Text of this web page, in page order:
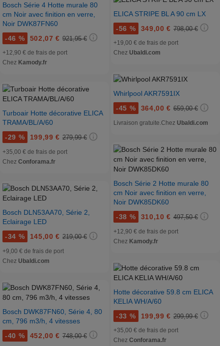
Bosch Série 4 Hotte murale 80
cm Noir avec finition en verre,
Noir DWK87FN60
-46 % 502,07 € 921,95 €
+12,90 € de frais de port
Chez Kamody.fr
Turboair Hotte décorative ELICA
TRAMA/BL/A/60
-29 % 199,99 € 279,99 €
+35,00 € de frais de port
Chez Conforama.fr
Bosch DLN53AA70, Série 2,
Eclairage LED
-34 % 145,00 € 219,00 €
+9,00 € de frais de port
Chez Ubaldi.com
Bosch DWK87FN60, Série 4, 80
cm, 796 m3/h, 4 vitesses
-40 % 452,00 € 748,00 €
ELICA STRIPE BL A 90 cm LX
-56 % 349,00 € 798,00 €
+19,00 € de frais de port
Chez Ubaldi.com
Whirlpool AKR7591IX
-45 % 364,00 € 659,00 €
Livraison gratuite.Chez Ubaldi.com
Bosch Série 2 Hotte murale 80
cm Noir avec finition en verre,
Noir DWK85DK60
-38 % 310,10 € 497,50 €
+12,90 € de frais de port
Chez Kamody.fr
Hotte décorative 59.8 cm ELICA
KELIA WH/A/60
-33 % 199,99 € 299,99 €
+35,00 € de frais de port
Chez Conforama.fr